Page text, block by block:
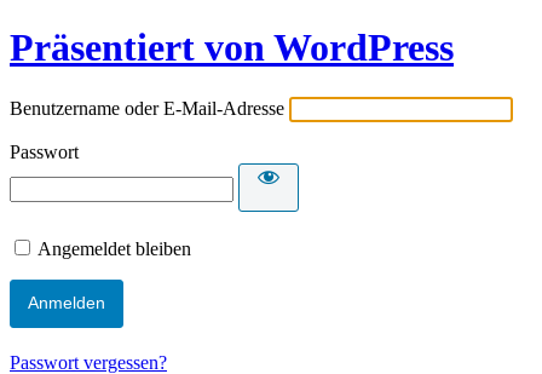
Präsentiert von WordPress
Benutzername oder E-Mail-Adresse
Passwort
Angemeldet bleiben
Passwort vergessen?